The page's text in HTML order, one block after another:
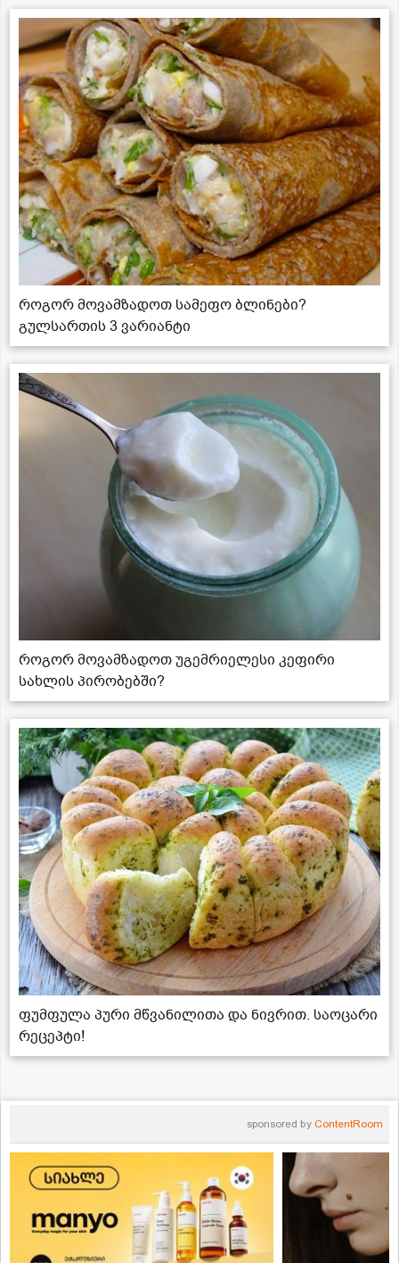
როგორ მოვამზადოთ სამეფო ბლინები?
გულსართის 3 ვარიანტი
როგორ მოვამზადოთ უგემრიელესი კეფირი
სახლის პირობებში?
ფუმფულა პური მწვანილითა და ნივრით. საოცარი
რეცეპტი!
sponsored by ContentRoom